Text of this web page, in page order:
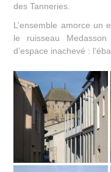
des Tanneries.
L’ensemble amorce un
le ruisseau
d’espace inachevé :